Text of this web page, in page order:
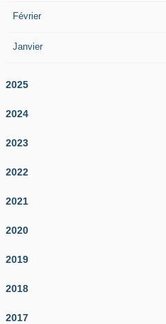
Février
Janvier
2025
2024
2023
2022
2021
2020
2019
2018
2017